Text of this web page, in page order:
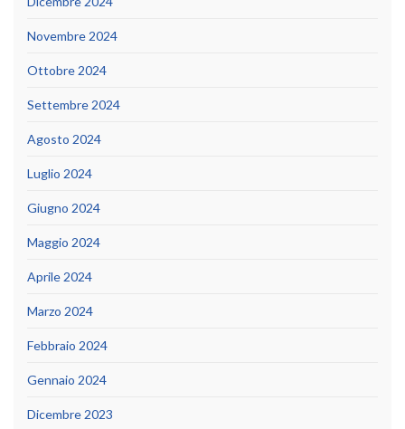
Novembre 2024
Ottobre 2024
Settembre 2024
Agosto 2024
Luglio 2024
Giugno 2024
Maggio 2024
Aprile 2024
Marzo 2024
Febbraio 2024
Gennaio 2024
Dicembre 2023